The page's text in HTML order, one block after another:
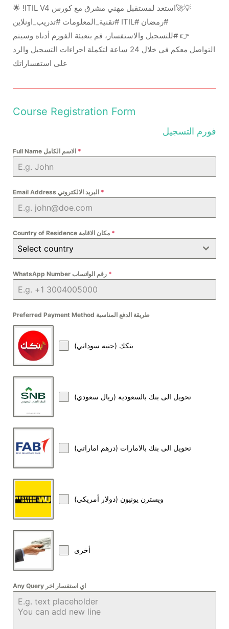
💡🚀استعد لمستقبل مهني مشرق مع كورس ITIL V4! 🌟
#رمضان #ITIL #تقنية_المعلومات #تدريب_اونلاين
👉 #للتسجيل والاستفسار، قم بتعبئة الفورم أدناه وسيتم
التواصل معكم في خلال 24 ساعة لتكملة اجراءات التسجيل والرد
على استفساراتك
Course Registration Form
فورم التسجيل
*
*
*
Select country
*
Preferred Payment Method طريقة الدفع المناسبة
بنكك (جنيه سوداني)
تحويل الى بنك بالسعودية (ريال سعودي)
تحويل الى بنك بالامارات (درهم اماراتي)
ويسترن يونيون (دولار أمريكي)
أخرى
Any Query اي استفسار اخر